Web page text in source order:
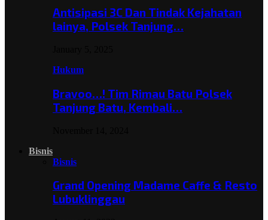
Antisipasi 3C Dan Tindak Kejahatan
lainya, Polsek Tanjung…
Hukum
Bravoo…! Tim Rimau Batu Polsek
Tanjung Batu, Kembali…
Bisnis
Bisnis
Grand Opening Madame Caffe & Resto
Lubuklinggau